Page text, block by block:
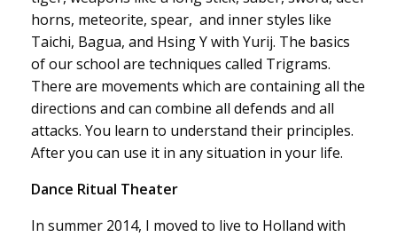
horns, meteorite, spear, and inner styles like
Taichi, Bagua, and Hsing Y with Yurij. The basics
of our school are techniques called Trigrams.
There are movements which are containing all the
directions and can combine all defends and all
attacks. You learn to understand their principles.
After you can use it in any situation in your life.
Dance Ritual Theater
In summer 2014, I moved to live to Holland with